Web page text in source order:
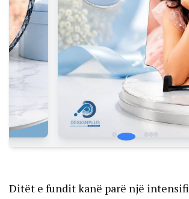
Ditët e fundit kanë parë një